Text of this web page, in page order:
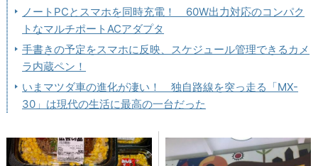
ノートPCとスマホを同時充電！ 60W出力対応のコンパク
トなマルチポートACアダプタ
手書きの予定をスマホに反映、スケジュール管理できるカメ
ラ内蔵ペン！
いまマツダ車の進化が凄い！ 独自路線を突っ走る「MX-
30」は現代の生活に最高の一台だった